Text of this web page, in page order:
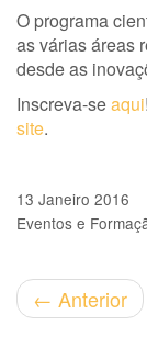
O programa
as várias áreas
desde as
Inscreva-seaqui
site.
13 Janeiro 2016
Eventos e
← Anterior